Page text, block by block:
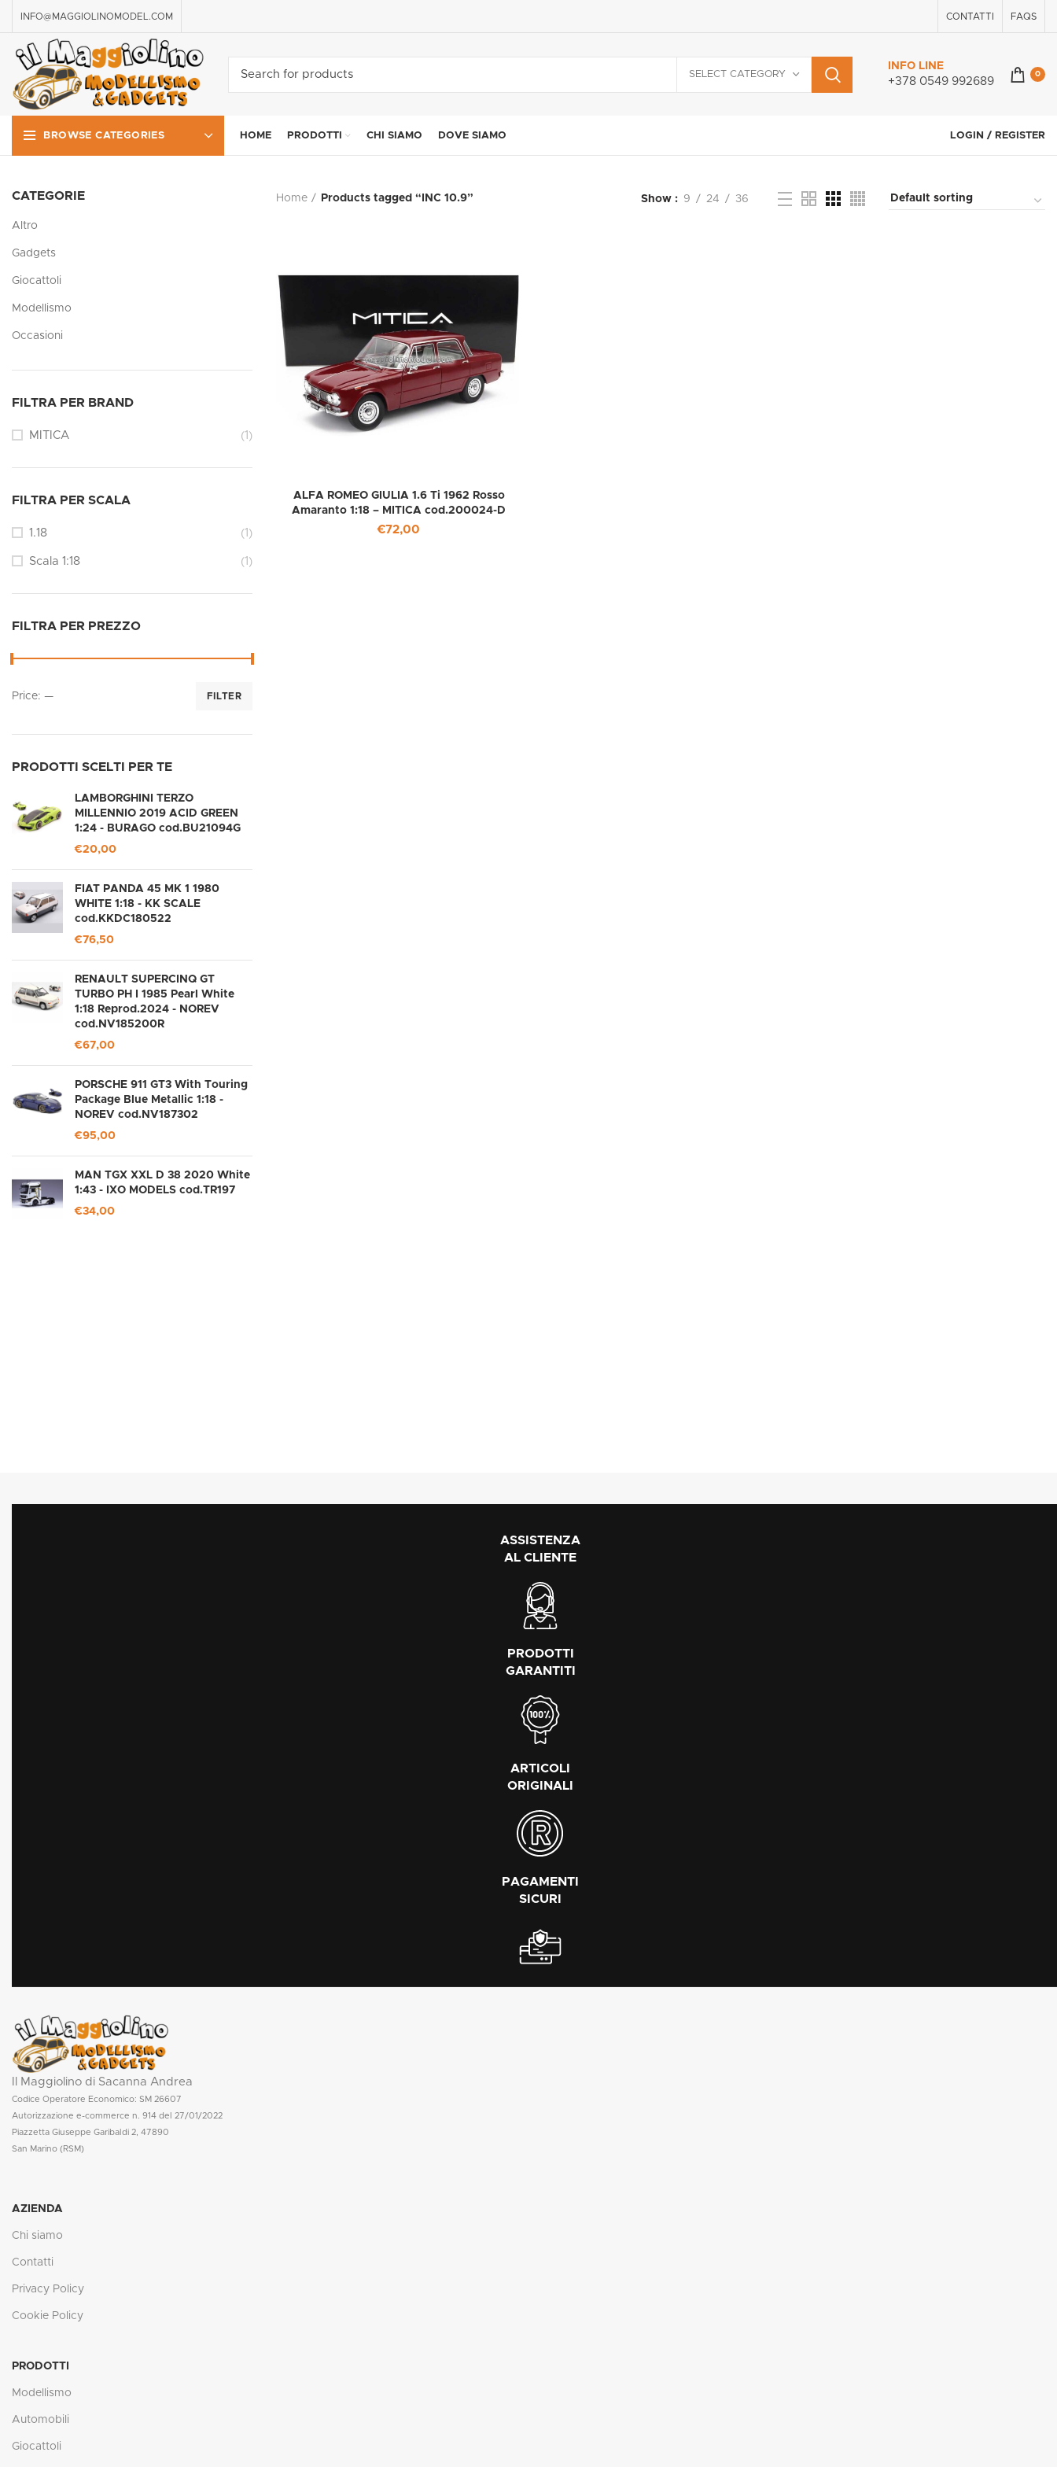
INFO@MAGGIOLINOMODEL.COM CONTATTI FAQS
SELECT CATEGORY
INFO LINE
+378 0549 992689
0
BROWSE CATEGORIES HOME PRODOTTI CHI SIAMO DOVE SIAMO LOGIN / REGISTER
CATEGORIE
Altro
Gadgets
Giocattoli
Modellismo
Occasioni
FILTRA PER BRAND
MITICA (1)
FILTRA PER SCALA
1.18 (1)
Scala 1:18 (1)
FILTRA PER PREZZO
FILTER
Price: —
PRODOTTI SCELTI PER TE
LAMBORGHINI TERZO
MILLENNIO 2019 ACID GREEN
1:24 - BURAGO cod.BU21094G
€20,00
FIAT PANDA 45 MK 1 1980
WHITE 1:18 - KK SCALE
cod.KKDC180522
€76,50
RENAULT SUPERCINQ GT
TURBO PH I 1985 Pearl White
1:18 Reprod.2024 - NOREV
cod.NV185200R
€67,00
PORSCHE 911 GT3 With Touring
Package Blue Metallic 1:18 -
NOREV cod.NV187302
€95,00
MAN TGX XXL D 38 2020 White
1:43 - IXO MODELS cod.TR197
€34,00
Home Products tagged “INC 10.9” Show 9 24 36
ALFA ROMEO GIULIA 1.6 Ti 1962 Rosso
Amaranto 1:18 – MITICA cod.200024-D
€72,00
ASSISTENZA
AL CLIENTE
PRODOTTI
GARANTITI
ARTICOLI
ORIGINALI
PAGAMENTI
SICURI
Il Maggiolino di Sacanna Andrea
Codice Operatore Economico: SM 26607
Autorizzazione e-commerce n. 914 del 27/01/2022
Piazzetta Giuseppe Garibaldi 2, 47890
San Marino (RSM)
AZIENDA
Chi siamo
Contatti
Privacy Policy
Cookie Policy
PRODOTTI
Modellismo
Automobili
Giocattoli